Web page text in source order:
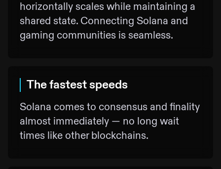
horizontally scales while maintaining a
shared state. Connecting Solana and
gaming communities is seamless.
The fastest speeds
Solana comes to consensus and finality
almost immediately — no long wait
times like other blockchains.